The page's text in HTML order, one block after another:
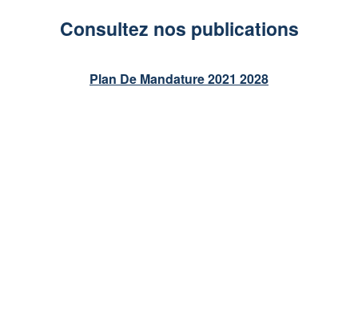
Consultez nos publications
Plan De Mandature 2021 2028